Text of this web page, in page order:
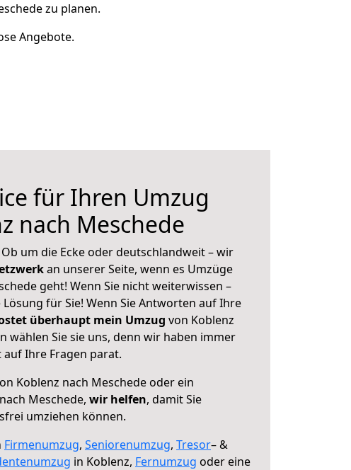
zu planen.
Angebote.
für Ihren Umzug
nach Meschede
um die Ecke oder deutschlandweit – wir
an unserer Seite, wenn es Umzüge
geht! Wenn Sie nicht weiterwissen –
für Sie! Wenn Sie Antworten auf Ihre
überhaupt mein Umzug von Koblenz
wählen Sie sie uns, denn wir haben immer
Ihre Fragen parat.
Koblenz nach Meschede oder ein
Meschede, wir helfen, damit Sie
umziehen können.
Firmenumzug, Seniorenumzug, Tresor– &
in Koblenz, Fernumzug oder eine